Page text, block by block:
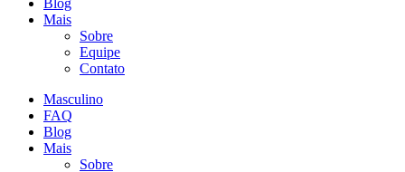
Blog
Mais
Sobre
Equipe
Contato
Masculino
FAQ
Blog
Mais
Sobre